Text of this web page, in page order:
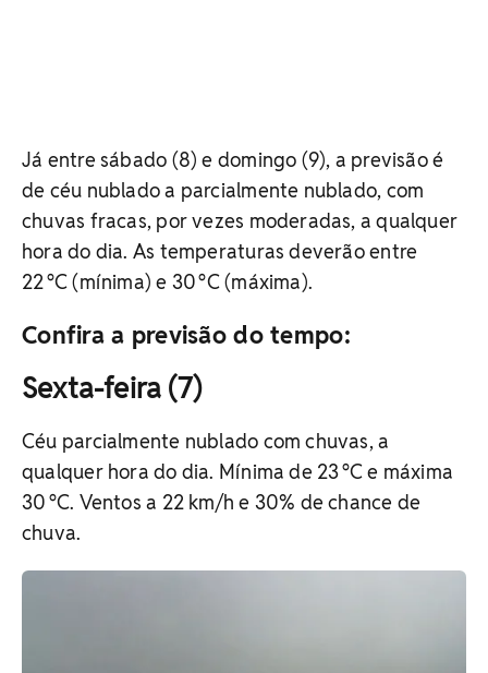
Já entre sábado (8) e domingo (9), a previsão é
de céu nublado a parcialmente nublado, com
chuvas fracas, por vezes moderadas, a qualquer
hora do dia. As temperaturas deverão entre
22 °C (mínima) e 30 °C (máxima).
Confira a previsão do tempo:
Sexta-feira (7)
Céu parcialmente nublado com chuvas, a
qualquer hora do dia. Mínima de 23 °C e máxima
30 °C. Ventos a 22 km/h e 30% de chance de
chuva.